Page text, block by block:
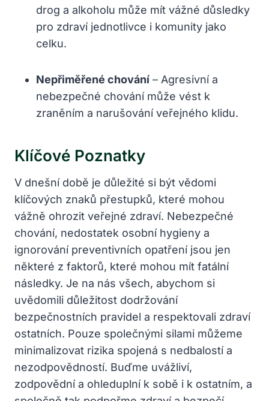
drog a alkoholu může mít vážné důsledky
pro zdraví jednotlivce i komunity jako
celku.
Nepřiměřené chování – Agresivní a
nebezpečné chování může vést k
zraněním a narušování veřejného klidu.
Klíčové Poznatky
V dnešní době je důležité si být vědomi
klíčových znaků přestupků, které mohou
vážně ohrozit veřejné zdraví. Nebezpečné
chování, nedostatek osobní hygieny a
ignorování preventivních opatření jsou jen
některé z faktorů, které mohou mít fatální
následky. Je na nás všech, abychom si
uvědomili důležitost dodržování
bezpečnostních pravidel a respektovali zdraví
ostatních. Pouze společnými silami můžeme
minimalizovat rizika spojená s nedbalostí a
nezodpovědností. Buďme uvážliví,
zodpovědní a ohleduplní k sobě i k ostatním, a